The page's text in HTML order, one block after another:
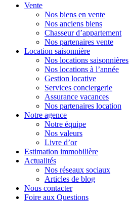
Vente
Nos biens en vente
Nos anciens biens
Chasseur d’appartement
Nos partenaires vente
Location saisonnière
Nos locations saisonnières
Nos locations à l’année
Gestion locative
Services conciergerie
Assurance vacances
Nos partenaires location
Notre agence
Notre équipe
Nos valeurs
Livre d’or
Estimation immobilière
Actualités
Nos réseaux sociaux
Articles de blog
Nous contacter
Foire aux Questions